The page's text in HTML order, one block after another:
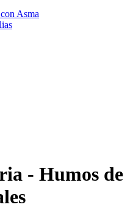
Asma
- Humos de